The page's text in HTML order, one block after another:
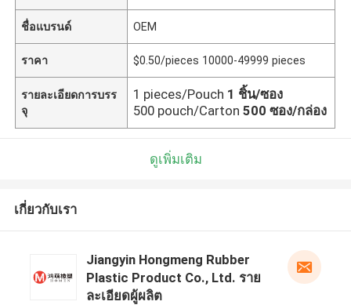
ชื่อแบรนด์ OEM
ราคา $0.50/pieces 10000-49999 pieces
รายละเอียดการบรร
จุ
1 pieces/Pouch 1 ชิ้น/ซอง
500 pouch/Carton 500 ซอง/กล่อง
ดูเพิ่มเติม
เกี่ยวกับเรา
Jiangyin Hongmeng Rubber
Plastic Product Co., Ltd. ราย
ละเอียดผู้ผลิต